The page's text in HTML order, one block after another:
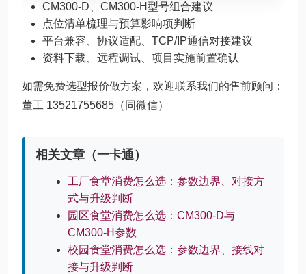
CM300-D、CM300-H型号组合建议
点位清单梳理与预算影响项判断
平台兼容、协议适配、TCP/IP通信对接建议
资料下载、远程调试、项目实施前置确认
如需免费选型报价做方案，欢迎联系我们的售前顾问：
董工 13521755685（同微信）
相关文章（一卡通）
工厂食堂消费怎么选：参数边界、对接方
式与升级判断
园区食堂消费怎么选：CM300-D与
CM300-H参数
校园食堂消费怎么选：参数边界、接线对
接与升级判断